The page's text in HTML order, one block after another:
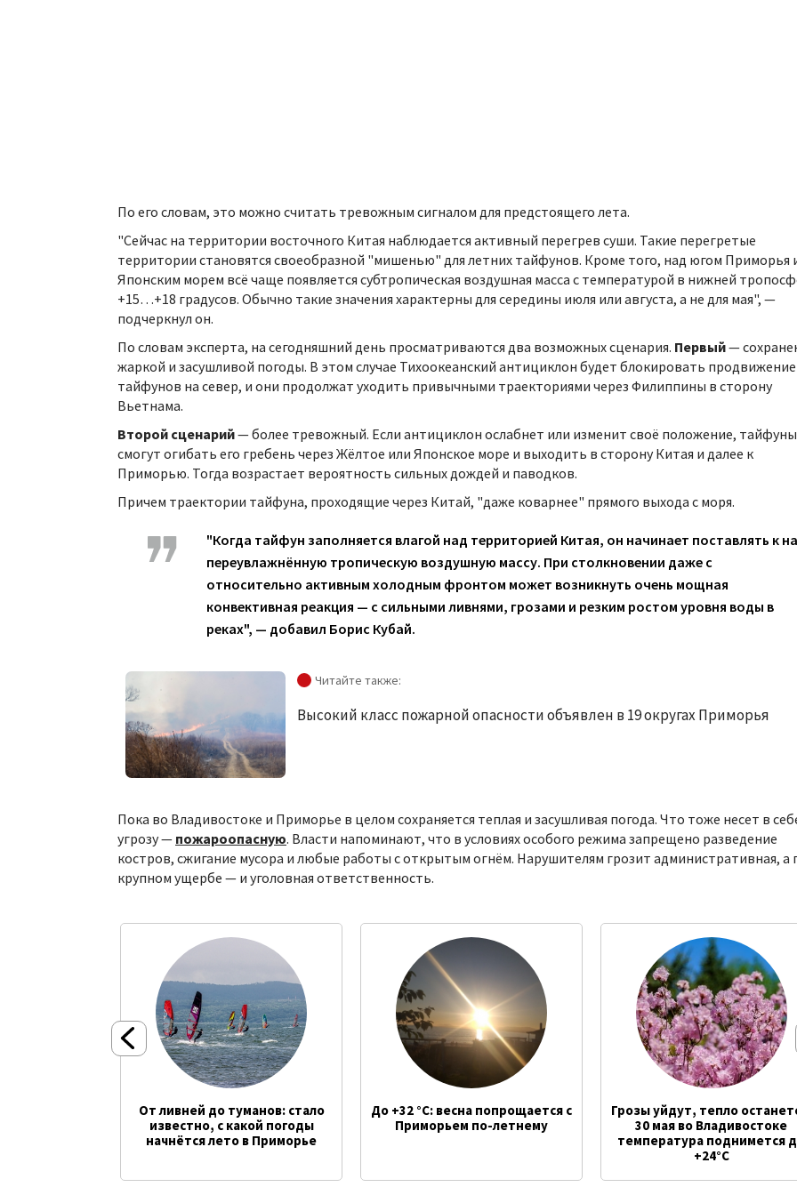
По его словам, это можно считать тревожным сигналом для предстоящего лета.
"Сейчас на территории восточного Китая наблюдается активный перегрев суши. Такие перегретые
территории становятся своеобразной "мишенью" для летних тайфунов. Кроме того, над югом Приморья
Японским морем всё чаще появляется субтропическая воздушная масса с температурой в нижней
+15…+18 градусов. Обычно такие значения характерны для середины июля или августа, а не для мая", —
подчеркнул он.
По словам эксперта, на сегодняшний день просматриваются два возможных сценария. Первый—
жаркой и засушливой погоды. В этом случае Тихоокеанский антициклон будет блокировать продвижение
тайфунов на север, и они продолжат уходить привычными траекториями через Филиппины в сторону
Вьетнама.
Второй сценарий— более тревожный. Если антициклон ослабнет или изменит своё положение, тайфуны
смогут огибать его гребень через Жёлтое или Японское море и выходить в сторону Китая и далее к
Приморью. Тогда возрастает вероятность сильных дождей и паводков.
Причем траектории тайфуна, проходящие через Китай, "даже коварнее" прямого выхода с моря.
"Когда тайфун заполняется влагой над территорией Китая, он начинает поставлять к
переувлажнённую тропическую воздушную массу. При столкновении даже с
относительно активным холодным фронтом может возникнуть очень мощная
конвективная реакция — с сильными ливнями, грозами и резким ростом уровня воды в
реках", — добавил Борис Кубай.
Высокий класс пожарной опасности объявлен в 19 округах Приморья
Пока во Владивостоке и Приморье в целом сохраняется теплая и засушливая погода. Что тоже несет в
угрозу — пожароопасную. Власти напоминают, что в условиях особого режима запрещено разведение
костров, сжигание мусора и любые работы с открытым огнём. Нарушителям грозит административная, а
крупном ущербе — и уголовная ответственность.
От ливней до туманов: стало
известно, с какой погоды
начнётся лето в Приморье
До +32 °C: весна попрощается с
Приморьем по-летнему
Грозы уйдут, тепло
30 мая во Владивостоке
температура поднимется
+24°C